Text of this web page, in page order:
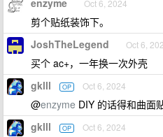
Oct 6, 2024
剪个贴纸装饰下。
JoshTheLegend Oct 6,
买个 ac+，一年换一次外壳
gklll OP Oct 6, 2024
@enzyme DIY 的话得和曲面
gklll OP Oct 6, 2024